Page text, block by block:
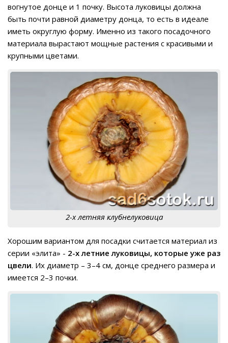
вогнутое донце и 1 почку. Высота луковицы должна
быть почти равной диаметру донца, то есть в идеале
иметь округлую форму. Именно из такого посадочного
материала вырастают мощные растения с красивыми и
крупными цветами.
2-х летняя клубнелуковица
Хорошим вариантом для посадки считается материал из
серии «элита» - 2-х летние луковицы, которые уже раз
цвели. Их диаметр – 3–4 см, донце среднего размера и
имеется 2–3 почки.